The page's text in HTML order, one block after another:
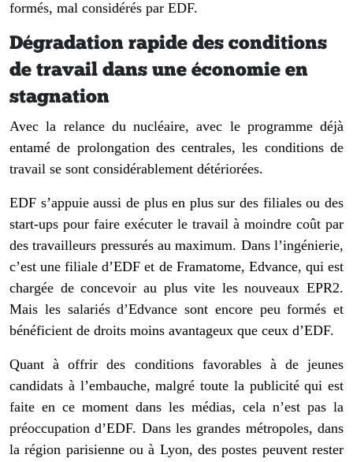
formés, mal considérés par EDF.
Dégradation rapide des conditions
de travail dans une économie en
stagnation
Avec la relance du nucléaire, avec le programme déjà
entamé de prolongation des centrales, les conditions de
travail se sont considérablement détériorées.
EDF s’appuie aussi de plus en plus sur des filiales ou des
start-ups pour faire exécuter le travail à moindre coût par
des travailleurs pressurés au maximum. Dans l’ingénierie,
c’est une filiale d’EDF et de Framatome, Edvance, qui est
chargée de concevoir au plus vite les nouveaux EPR2.
Mais les salariés d’Edvance sont encore peu formés et
bénéficient de droits moins avantageux que ceux d’EDF.
Quant à offrir des conditions favorables à de jeunes
candidats à l’embauche, malgré toute la publicité qui est
faite en ce moment dans les médias, cela n’est pas la
préoccupation d’EDF. Dans les grandes métropoles, dans
la région parisienne ou à Lyon, des postes peuvent rester